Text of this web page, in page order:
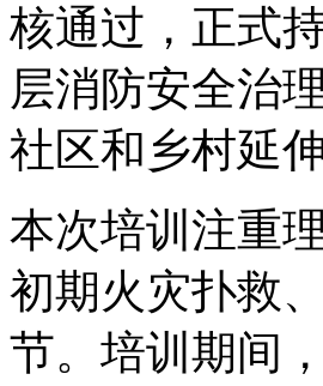
核通过，正式
层消防安全治
社区和乡村延伸
本次培训注重
初期火灾扑救
节。培训期间